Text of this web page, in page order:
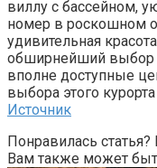
виллу с бассейном,
номер в роскошном
удивительная
обширнейший выбор
вполне доступные
выбора этого
Источник
Понравилась
Вам также может